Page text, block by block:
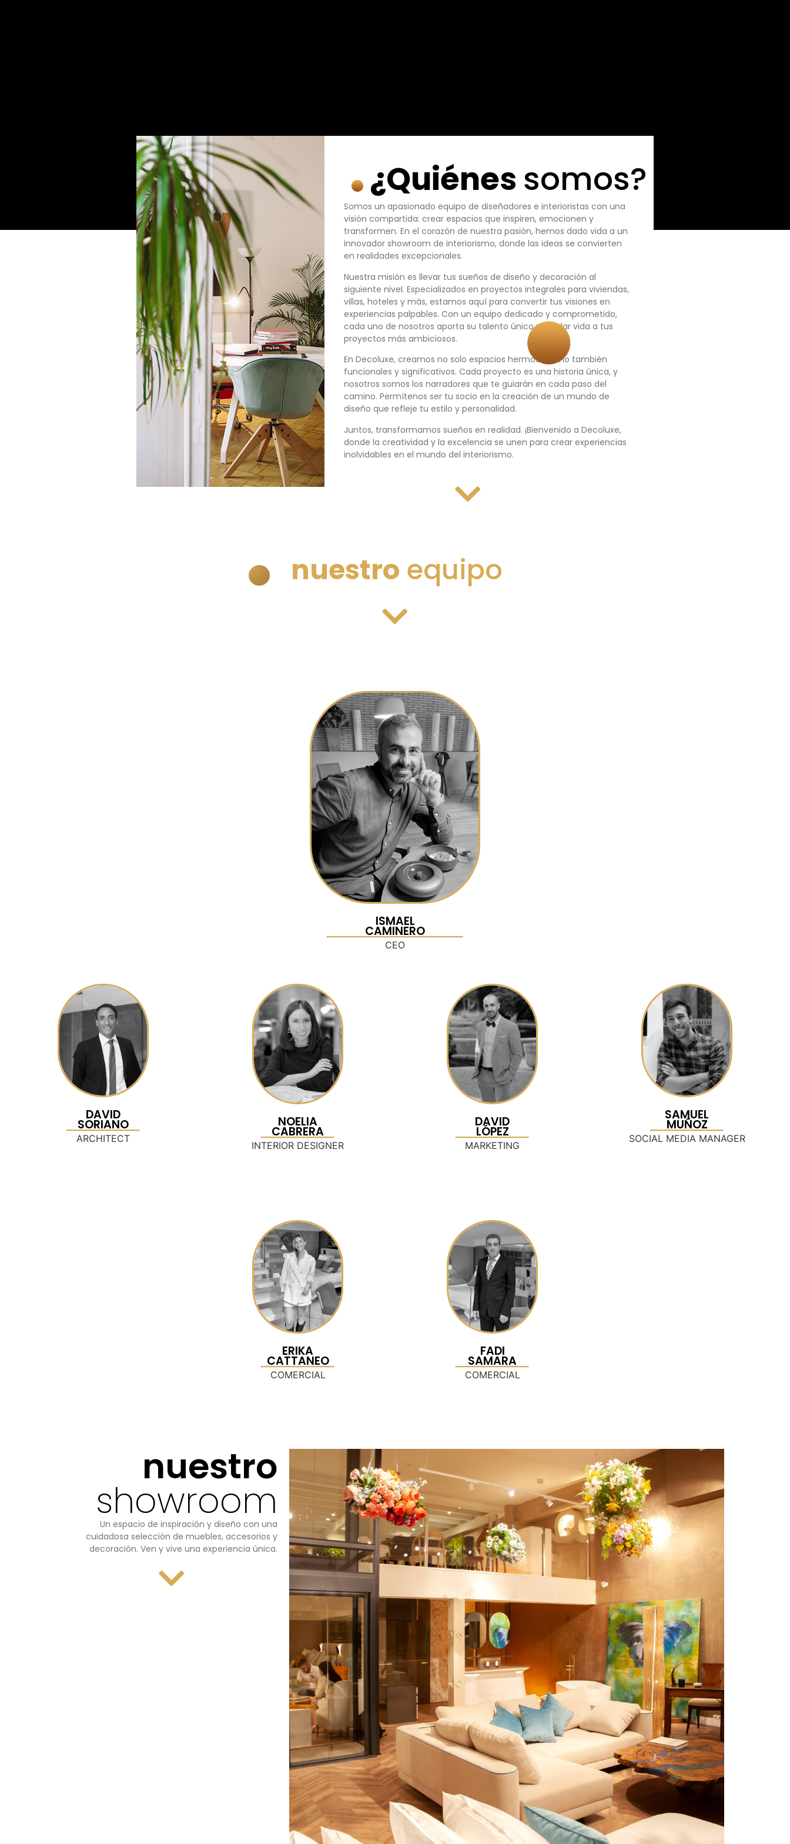
¿Quiénes somos?
Somos un apasionado equipo de diseñadores e interioristas con una
visión compartida: crear espacios que inspiren, emocionen y
transformen. En el corazón de nuestra pasión, hemos dado vida a un
innovador showroom de interiorismo, donde las ideas se convierten
en realidades excepcionales.
Nuestra misión es llevar tus sueños de diseño y decoración al
siguiente nivel. Especializados en proyectos integrales para viviendas,
villas, hoteles y más, estamos aquí para convertir tus visiones en
experiencias palpables. Con un equipo dedicado y comprometido,
cada uno de nosotros aporta su talento único para dar vida a tus
proyectos más ambiciosos.
En Decoluxe, creamos no solo espacios hermosos, sino también
funcionales y significativos. Cada proyecto es una historia única, y
nosotros somos los narradores que te guiarán en cada paso del
camino. Permítenos ser tu socio en la creación de un mundo de
diseño que refleje tu estilo y personalidad.
Juntos, transformamos sueños en realidad. ¡Bienvenido a Decoluxe,
donde la creatividad y la excelencia se unen para crear experiencias
inolvidables en el mundo del interiorismo.
nuestro equipo
ISMAEL
CAMINERO
CEO
DAVID
SORIANO
ARCHITECT
NOELIA
CABRERA
INTERIOR DESIGNER
DAVID
LÓPEZ
MARKETING
SAMUEL
MUÑOZ
SOCIAL MEDIA MANAGER
ERIKA
CATTANEO
COMERCIAL
FADI
SAMARA
COMERCIAL
nuestro
showroom
Un espacio de inspiración y diseño con una
cuidadosa selección de muebles, accesorios y
decoración. Ven y vive una experiencia única.